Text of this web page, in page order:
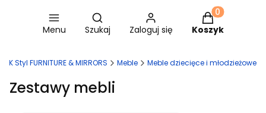
Menu
Otwórz wyszukiwarkę
Szukaj Zaloguj się
Produkty w
Koszyk
OK Styl FURNITURE & MIRRORS Meble Meble dziecięce i młodzieżowe
Zestawy mebli